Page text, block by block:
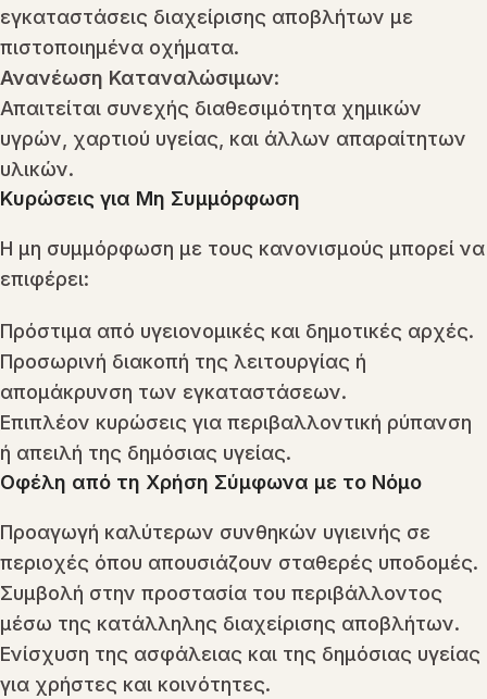
εγκαταστάσεις διαχείρισης αποβλήτων με
πιστοποιημένα οχήματα.
Ανανέωση Καταναλώσιμων:
Απαιτείται συνεχής διαθεσιμότητα χημικών
υγρών, χαρτιού υγείας, και άλλων απαραίτητων
υλικών.
Κυρώσεις για Μη Συμμόρφωση
Η μη συμμόρφωση με τους κανονισμούς μπορεί να
επιφέρει:
Πρόστιμα από υγειονομικές και δημοτικές αρχές.
Προσωρινή διακοπή της λειτουργίας ή
απομάκρυνση των εγκαταστάσεων.
Επιπλέον κυρώσεις για περιβαλλοντική ρύπανση
ή απειλή της δημόσιας υγείας.
Οφέλη από τη Χρήση Σύμφωνα με το Νόμο
Προαγωγή καλύτερων συνθηκών υγιεινής σε
περιοχές όπου απουσιάζουν σταθερές υποδομές.
Συμβολή στην προστασία του περιβάλλοντος
μέσω της κατάλληλης διαχείρισης αποβλήτων.
Ενίσχυση της ασφάλειας και της δημόσιας υγείας
για χρήστες και κοινότητες.